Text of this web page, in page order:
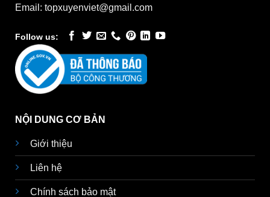
Email: topxuyenviet@gmail.com
Follow us:
NỘI DUNG CƠ BẢN
Giới thiệu
Liên hệ
Chính sách bảo mật